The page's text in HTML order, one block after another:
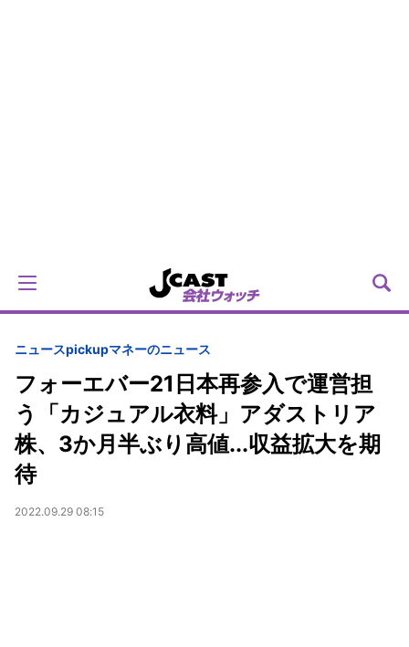
ニュースpickupマネーのニュース
フォーエバー21日本再参入で運営担
う「カジュアル衣料」アダストリア
株、3か月半ぶり高値...収益拡大を期
待
2022.09.29 08:15